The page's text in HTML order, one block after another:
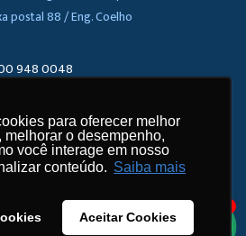
para oferecer melhor
melhorar o desempenho,
você interage em nosso
conteúdo. Saiba mais
Aceitar Cookies
para oferecer melhor
melhorar o desempenho,
você interage em nosso
conteúdo. Saiba mais
Aceitar Cookies
postal 88 / Eng. Coelho
948 0048